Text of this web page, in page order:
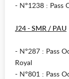
- N°1238 : Pass
J24 - SMR / PAU
- N°287 : Pass
Royal
- N°801 : Pass